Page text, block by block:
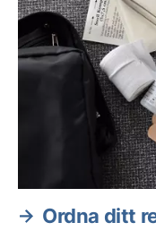
Ordna ditt